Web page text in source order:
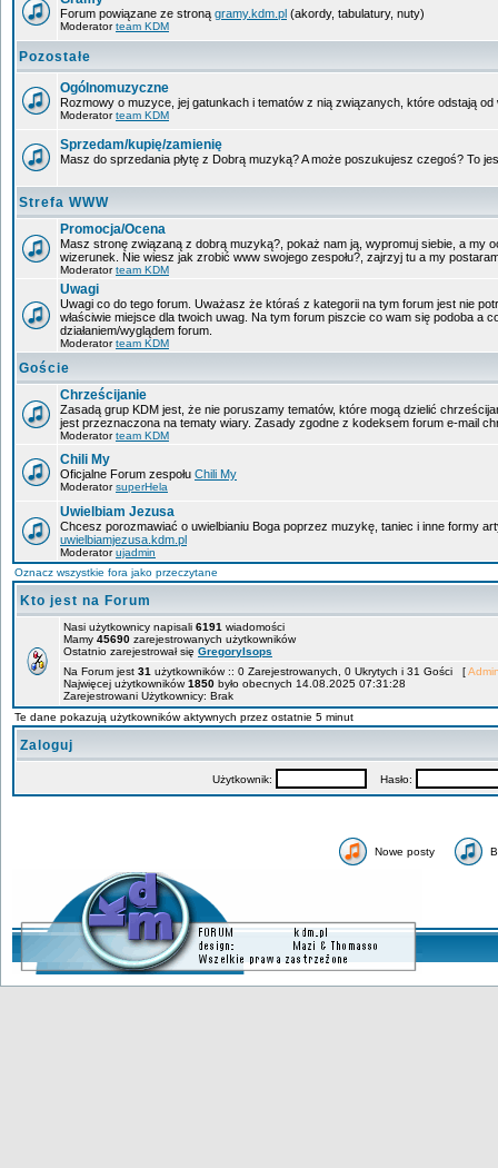
Forum powiązane ze stroną gramy.kdm.pl (akordy, tabulatury, nuty)
Moderatorteam KDM
Pozostałe
Ogólnomuzyczne
Rozmowy o muzyce, jej gatunkach i tematów z nią związanych, które odstają od
Moderatorteam KDM
Sprzedam/kupię/zamienię
Masz do sprzedania płytę z Dobrą muzyką? A może poszukujesz czegoś? To
Strefa WWW
Promocja/Ocena
Masz stronę związaną z dobrą muzyką?, pokaż nam ją, wypromuj siebie, a my
wizerunek. Nie wiesz jak zrobić www swojego zespołu?, zajrzyj tu a my
Moderatorteam KDM
Uwagi
Uwagi co do tego forum. Uważasz że któraś z kategorii na tym forum jest nie
właściwie miejsce dla twoich uwag. Na tym forum piszcie co wam się podoba a
działaniem/wyglądem forum.
Moderatorteam KDM
Goście
Chrześcijanie
Zasadą grup KDM jest, że nie poruszamy tematów, które mogą dzielić
jest przeznaczona na tematy wiary. Zasady zgodne z kodeksem forum e-mail
Moderatorteam KDM
Chili My
Oficjalne Forum zespołu Chili My
ModeratorsuperHela
Uwielbiam Jezusa
Chcesz porozmawiać o uwielbianiu Boga poprzez muzykę, taniec i inne formy
uwielbiamjezusa.kdm.pl
Moderatorujadmin
Oznacz wszystkie fora jako przeczytane
Kto jest na Forum
Nasi użytkownicy napisali 6191 wiadomości
Mamy 45690 zarejestrowanych użytkowników
Ostatnio zarejestrował się GregoryIsops
Na Forum jest 31 użytkowników :: 0 Zarejestrowanych, 0 Ukrytych i 31 Gości [
Najwięcej użytkowników1850 było obecnych 14.08.2025 07:31:28
Zarejestrowani Użytkownicy: Brak
Te dane pokazują użytkowników aktywnych przez ostatnie 5 minut
Zaloguj
Użytkownik: Hasło:
Nowe posty